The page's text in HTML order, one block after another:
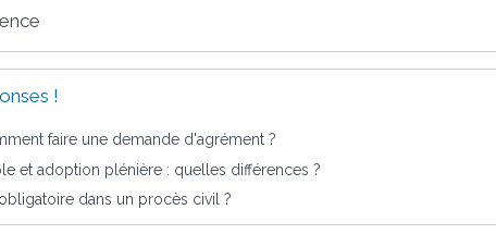
!
faire une demande d'agrément ?
et adoption plénière : quelles différences ?
obligatoire dans un procès civil ?